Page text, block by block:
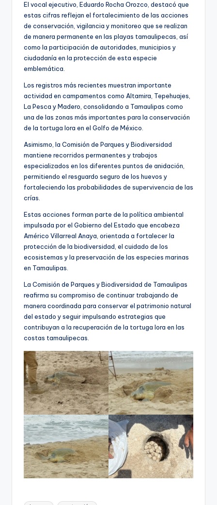
El vocal ejecutivo, Eduardo Rocha Orozco, destacó que
estas cifras reflejan el fortalecimiento de las acciones
de conservación, vigilancia y monitoreo que se realizan
de manera permanente en las playas tamaulipecas, así
como la participación de autoridades, municipios y
ciudadanía en la protección de esta especie
emblemática.
Los registros más recientes muestran importante
actividad en campamentos como Altamira, Tepehuajes,
La Pesca y Madero, consolidando a Tamaulipas como
una de las zonas más importantes para la conservación
de la tortuga lora en el Golfo de México.
Asimismo, la Comisión de Parques y Biodiversidad
mantiene recorridos permanentes y trabajos
especializados en los diferentes puntos de anidación,
permitiendo el resguardo seguro de los huevos y
fortaleciendo las probabilidades de supervivencia de las
crías.
Estas acciones forman parte de la política ambiental
impulsada por el Gobierno del Estado que encabeza
Américo Villarreal Anaya, orientada a fortalecer la
protección de la biodiversidad, el cuidado de los
ecosistemas y la preservación de las especies marinas
en Tamaulipas.
La Comisión de Parques y Biodiversidad de Tamaulipas
reafirma su compromiso de continuar trabajando de
manera coordinada para conservar el patrimonio natural
del estado y seguir impulsando estrategias que
contribuyan a la recuperación de la tortuga lora en las
costas tamaulipecas.
Etiquetas: